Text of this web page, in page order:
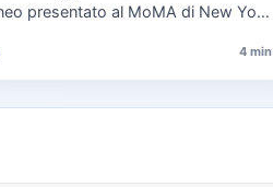
presentato al MoMA di New York
4 min